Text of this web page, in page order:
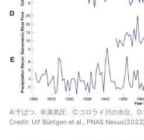
A:干ばつ、B:蒸気圧、C:コロラド川の水位、
Credit: Ulf Büntgen et al., PNAS Nexus(2023)